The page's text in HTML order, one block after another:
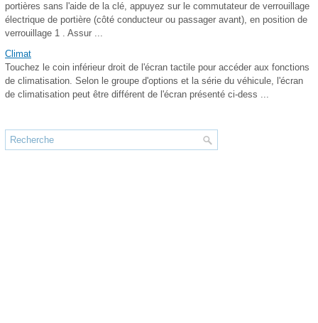
portières sans l'aide de la clé, appuyez sur le commutateur de verrouillage
électrique de portière (côté conducteur ou passager avant), en position de
verrouillage 1 . Assur ...
Climat
Touchez le coin inférieur droit de l'écran tactile pour accéder aux fonctions
de climatisation. Selon le groupe d'options et la série du véhicule, l'écran
de climatisation peut être différent de l'écran présenté ci-dess ...